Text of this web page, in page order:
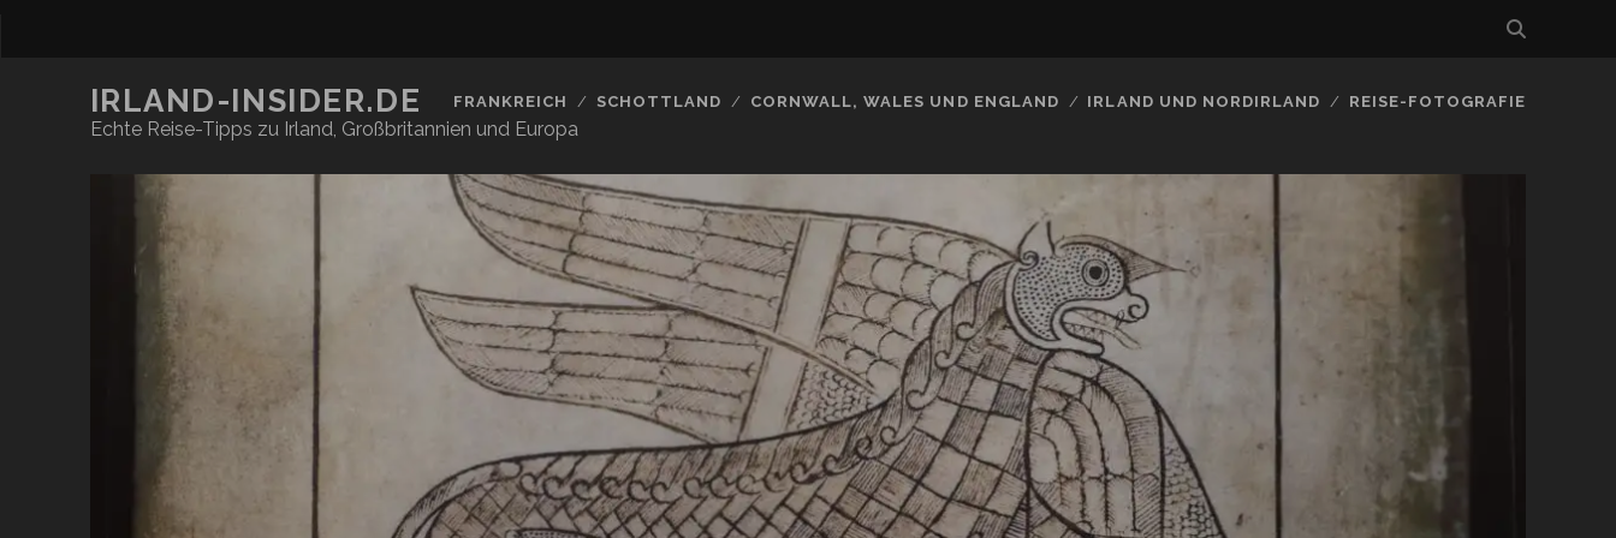
IRLAND-INSIDER.DE
Echte Reise-Tipps zu Irland, Großbritannien und Europa
FRANKREICH SCHOTTLAND CORNWALL, WALES UND ENGLAND IRLAND UND NORDIRLAND REISE-FOTOGRAFIE